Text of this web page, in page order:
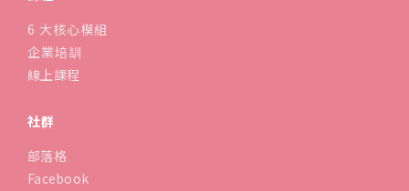
6 大核心模組
企業培訓
線上課程
社群
部落格
Facebook